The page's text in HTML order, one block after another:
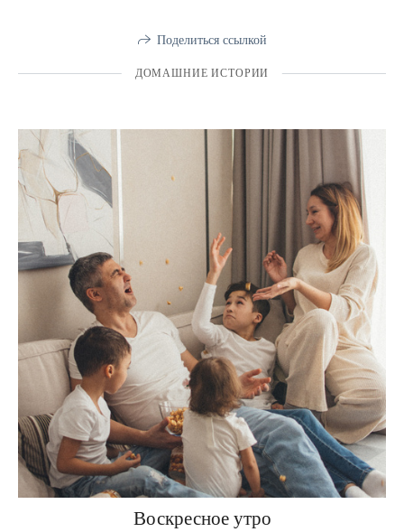
Поделиться ссылкой
ДОМАШНИЕ ИСТОРИИ
Воскресное утро